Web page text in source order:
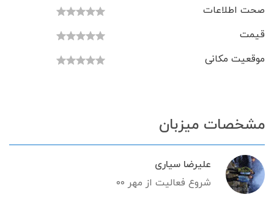
صحت اطلاعات
قیمت
موقعیت مکانی
مشخصات میزبان
علیرضا سیاری
شروع فعالیت از مهر ۰۰